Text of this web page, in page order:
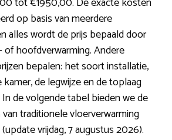
op basis van meerdere
alles wordt de prijs bepaald door
of hoofdverwarming. Andere
bepalen: het soort installatie,
de legwijze en de toplaag
de volgende tabel bieden we de
traditionele vloerverwarming
vrijdag, 7 augustus 2026).